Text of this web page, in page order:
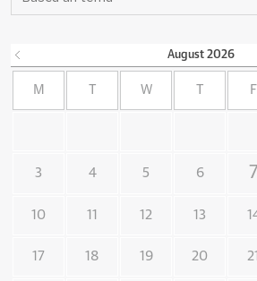
August 2026
M W F
3 4 5 6 7
10 11 12 13
17 18 19 20 21